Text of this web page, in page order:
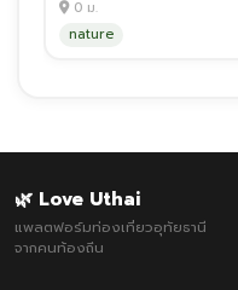
0 ม.
nature
🌿 Love Uthai
แพลตฟอร์มท่องเที่ยวอุทัยธานี
จากคนท้องถิ่น